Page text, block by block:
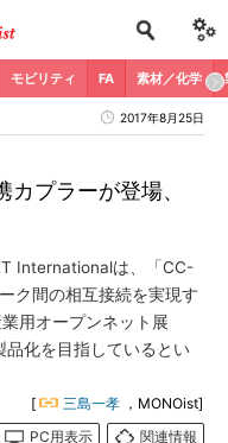
モビリティ FA 素材／化学
2017年8月25日
プラーが登場、
Internationalは、「CC-
ク間の相互接続を実現す
用オープンネット展
品化を目指しているとい
[ 三島一孝 ，MONOist]
PC用表示
関連情報